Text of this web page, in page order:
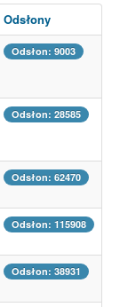
Odsłony
Odsłon: 9003
Odsłon: 28585
Odsłon: 62470
Odsłon: 115908
Odsłon: 38931